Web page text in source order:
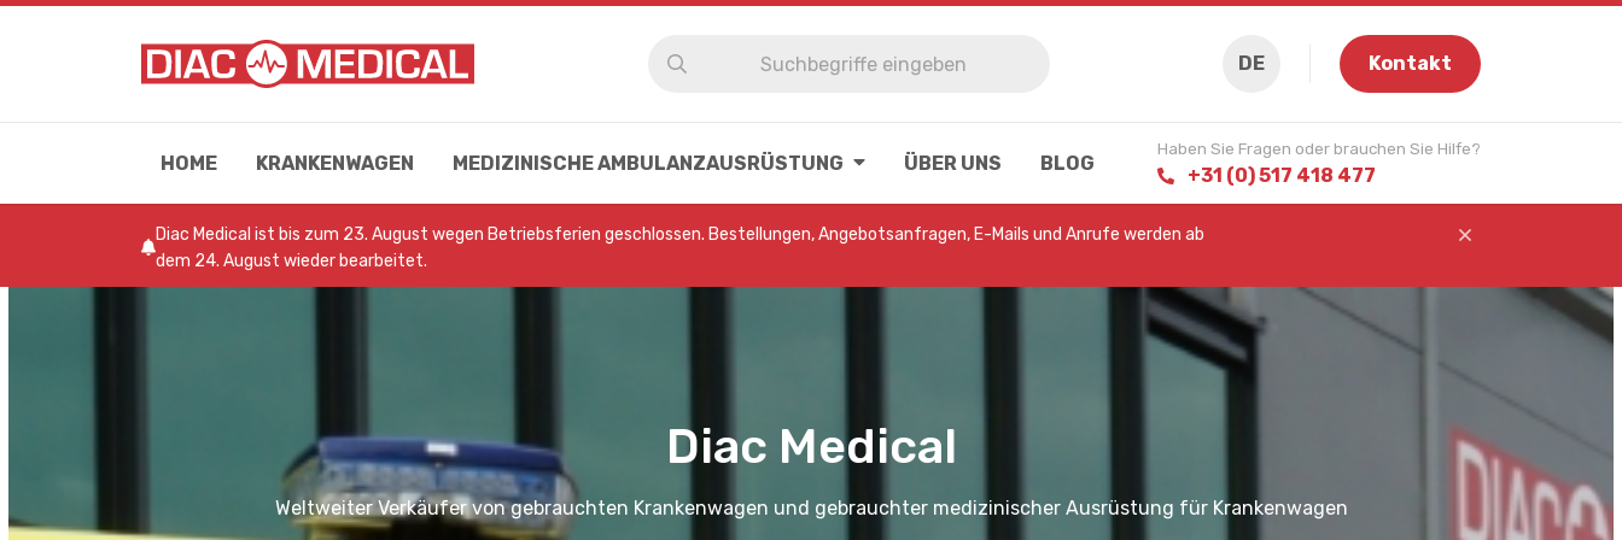
DE Kontakt
HOME KRANKENWAGEN MEDIZINISCHE AMBULANZAUSRÜSTUNG ÜBER UNS BLOG
Haben Sie Fragen oder brauchen Sie Hilfe?
+31 (0) 517 418 477
Diac Medical ist bis zum 23. August wegen Betriebsferien geschlossen. Bestellungen, Angebotsanfragen, E-Mails und Anrufe werden ab
dem 24. August wieder bearbeitet.
Diac Medical
Weltweiter Verkäufer von gebrauchten Krankenwagen und gebrauchter medizinischer Ausrüstung für Krankenwagen